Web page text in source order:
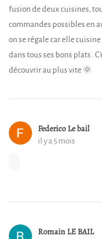
fusion de deux cuisines,
commandes possibles en
on se régale car elle
dans tous ses bons plats .
découvrir au plus vite 🌞
Federico Le bail
il y a 5 mois
Romain LE BAIL